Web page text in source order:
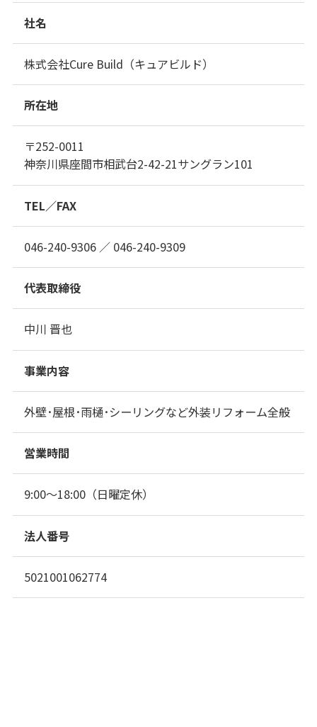
社名
株式会社Cure Build（キュアビルド）
所在地
〒252-0011
神奈川県座間市相武台2-42-21サングラン101
TEL／FAX
046-240-9306 ／ 046-240-9309
代表取締役
中川 晋也
事業内容
外壁･屋根･雨樋･シーリングなど外装リフォーム全般
営業時間
9:00～18:00（日曜定休）
法人番号
5021001062774